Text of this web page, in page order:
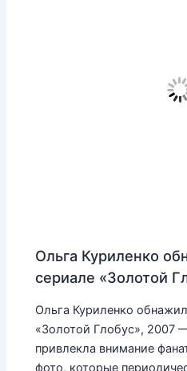
Ольга Куриленко
сериале «Золотой
Ольга Куриленко
«Золотой Глобус», 2007
привлекла внимание
фото, которые